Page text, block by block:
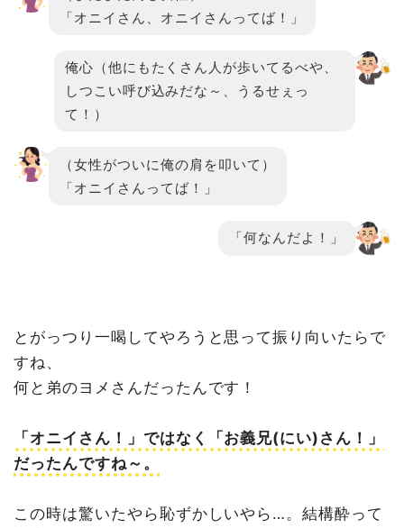
「オニイさん、オニイさんってば！」
俺心（他にもたくさん人が歩いてるべや、
しつこい呼び込みだな～、うるせぇっ
て！）
（女性がついに俺の肩を叩いて）
「オニイさんってば！」
「何なんだよ！」
とがっつり一喝してやろうと思って振り向いたらで
すね、
何と弟のヨメさんだったんです！
「オニイさん！」ではなく「お義兄(にい)さん！」
だったんですね～。
この時は驚いたやら恥ずかしいやら…。結構酔って